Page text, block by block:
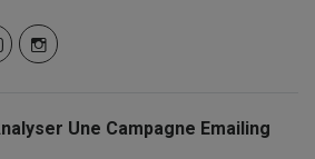
Une Campagne Emailing